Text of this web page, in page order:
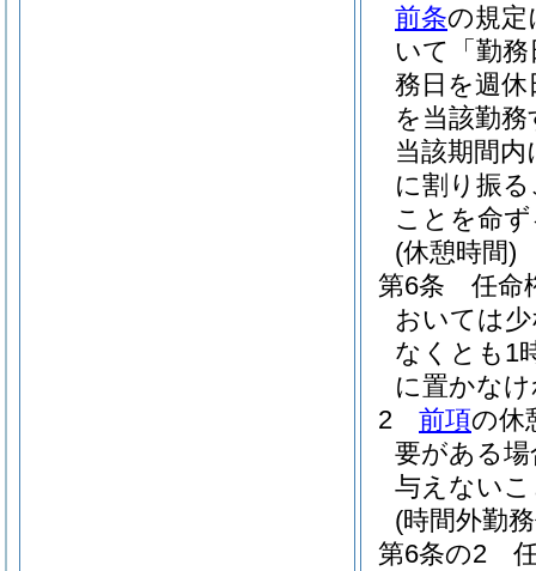
前条の規定
いて「勤
務日を週
を当該勤
当該期間
に割り振
ことを命
(休憩時間)
第6条
任命
おいては
なくとも1
に置かな
2
前項の休
要がある
与えない
(時間外勤
第6条の2